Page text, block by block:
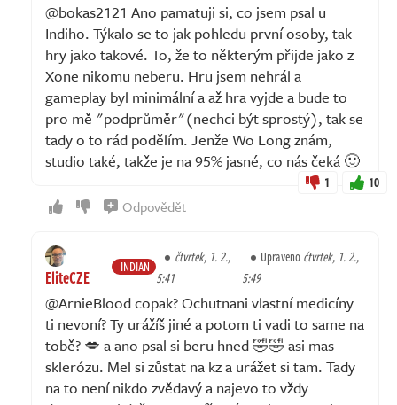
@bokas2121 Ano pamatuji si, co jsem psal u
Indiho. Týkalo se to jak pohledu první osoby, tak
hry jako takové. To, že to některým přijde jako z
Xone nikomu neberu. Hru jsem nehrál a
gameplay byl minimální a až hra vyjde a bude to
pro mě "podprůměr"(nechci být sprostý), tak se
tady o to rád podělím. Jenže Wo Long znám,
studio také, takže je na 95% jasné, co nás čeká 🙂
1 10
Odpovědět
EliteCZE INDIAN
čtvrtek, 1. 2.,
5:41
Upravenočtvrtek, 1. 2.,
5:49
@ArnieBlood copak? Ochutnani vlastní medicíny
ti nevoní? Ty urážíš jiné a potom ti vadi to same na
tobě? 💋 a ano psal si beru hned 🤣🤣 asi mas
sklerózu. Mel si zůstat na kz a urážet si tam. Tady
na to není nikdo zvědavý a najevo to vždy